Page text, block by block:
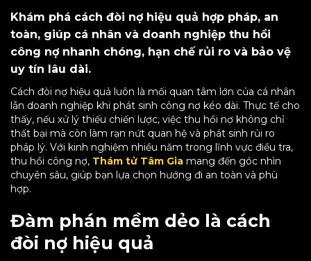
Khám phá cách đòi nợ hiệu quả hợp pháp, an
toàn, giúp cá nhân và doanh nghiệp thu hồi
công nợ nhanh chóng, hạn chế rủi ro và bảo vệ
uy tín lâu dài.
Cách đòi nợ hiệu quả luôn là mối quan tâm lớn của cá nhân
lẫn doanh nghiệp khi phát sinh công nợ kéo dài. Thực tế cho
thấy, nếu xử lý thiếu chiến lược, việc thu hồi nợ không chỉ
thất bại mà còn làm rạn nứt quan hệ và phát sinh rủi ro
pháp lý. Với kinh nghiệm nhiều năm trong lĩnh vực điều tra,
thu hồi công nợ, Thám tử Tâm Gia mang đến góc nhìn
chuyên sâu, giúp bạn lựa chọn hướng đi an toàn và phù
hợp.
Đàm phán mềm dẻo là cách
đòi nợ hiệu quả